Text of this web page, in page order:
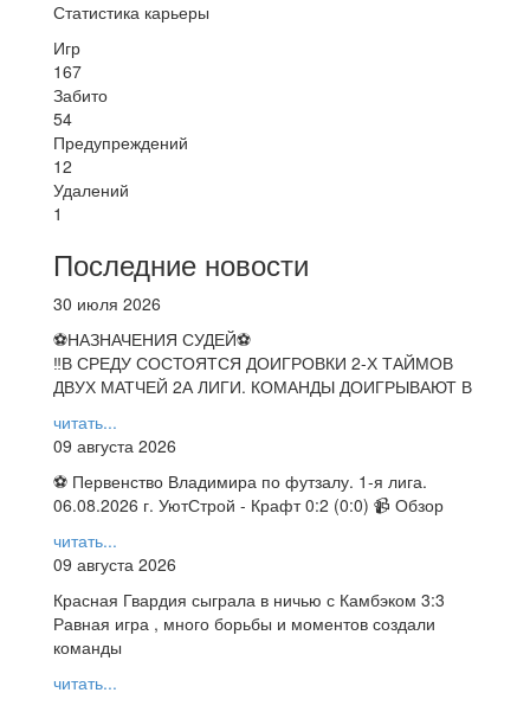
Статистика карьеры
Игр
167
Забито
54
Предупреждений
12
Удалений
1
Последние новости
30 июля 2026
⚽НАЗНАЧЕНИЯ СУДЕЙ⚽
‼В СРЕДУ СОСТОЯТСЯ ДОИГРОВКИ 2-Х ТАЙМОВ
ДВУХ МАТЧЕЙ 2А ЛИГИ. КОМАНДЫ ДОИГРЫВАЮТ В
читать...
09 августа 2026
⚽ Первенство Владимира по футзалу. 1-я лига.
06.08.2026 г. УютСтрой - Крафт 0:2 (0:0) 📹 Обзор
читать...
09 августа 2026
Красная Гвардия сыграла в ничью с Камбэком 3:3
Равная игра , много борьбы и моментов создали
команды
читать...